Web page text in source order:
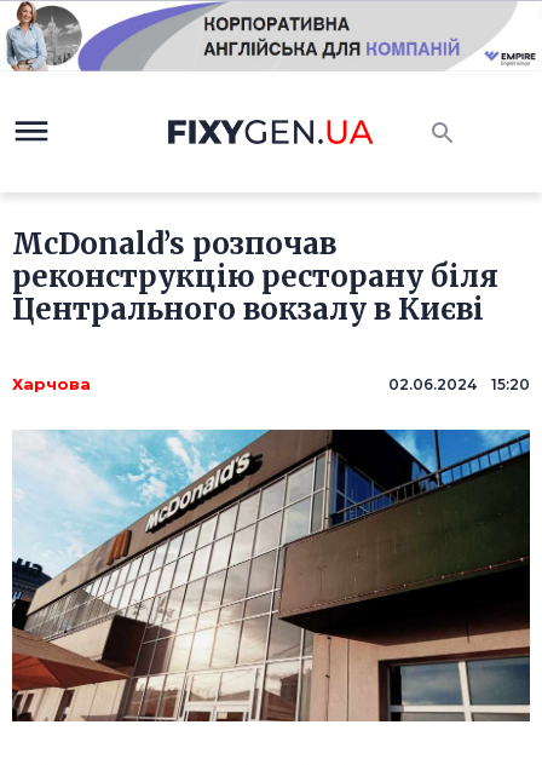
McDonald’s розпочав
реконструкцію ресторану біля
Центрального вокзалу в Києві
Харчова 02.06.2024 15:20